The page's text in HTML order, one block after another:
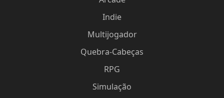
Indie
Multijogador
Quebra-Cabeças
RPG
Simulação